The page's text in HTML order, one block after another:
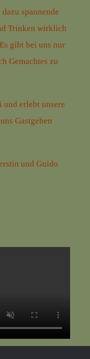
spannende
Trinken wirklich
Es gibt bei uns nur
Gemachtes zu
erlebt unsere
Gastgeben
und Guido